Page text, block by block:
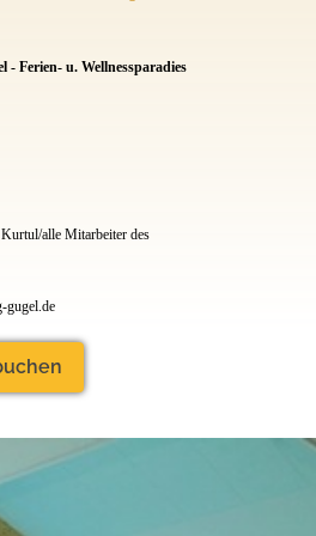
für bis zu 4 Personen. NEU: Camping-Schlaf-
+ANWB: 4,5 Sterne
Familie
Ferienprogramm für die ganze Familie-
8. April 2025 - 7 Nächte wohnen - nur 6 Nächte
und 24.Okt. 2025 für 2 Personen - 7 Nächte nur 245,-
Info ab Oktober 2024
Nacht ! Keine Schwimmbadnutzung. Preis pauschal
Homepage (www.camping-gugel.de) oder unter
Ferien- u. Wellnessparadies
alle Mitarbeiter des
gugel.de